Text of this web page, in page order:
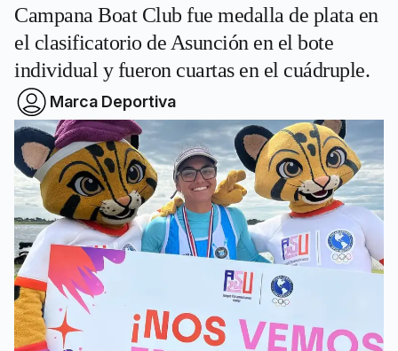
Campana Boat Club fue medalla de plata en
el clasificatorio de Asunción en el bote
individual y fueron cuartas en el cuádruple.
Marca Deportiva